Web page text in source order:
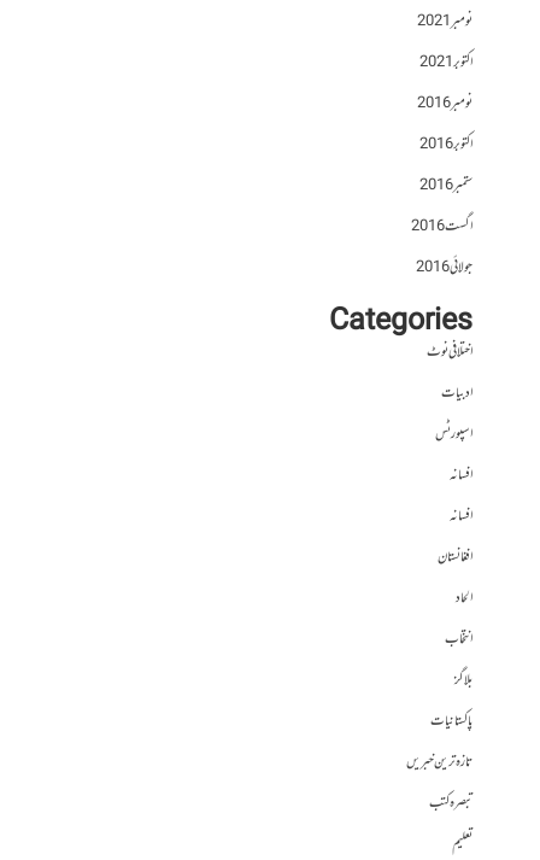
نومبر 2021
اکتوبر 2021
نومبر 2016
اکتوبر 2016
ستمبر 2016
اگست 2016
جولائی 2016
Categories
اختلافی نوٹ
ادبیات
اسپورٹس
افسانہ
افسانہ
افغانستان
الحاد
انتخاب
بلاگز
پاکستانیات
تازہ ترین خبریں
تبصرہ کتب
تعلیم